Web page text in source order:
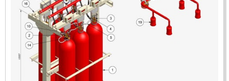
ĐẦU BÁO LỬA CHỐNG NỔ IR3- DX500 (MEKASENTRON
KOREA)